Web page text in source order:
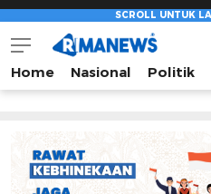
Home Nasional Politik